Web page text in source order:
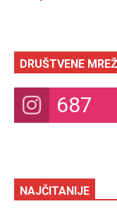
DRUŠTVENE
687
NAJČITANIJE